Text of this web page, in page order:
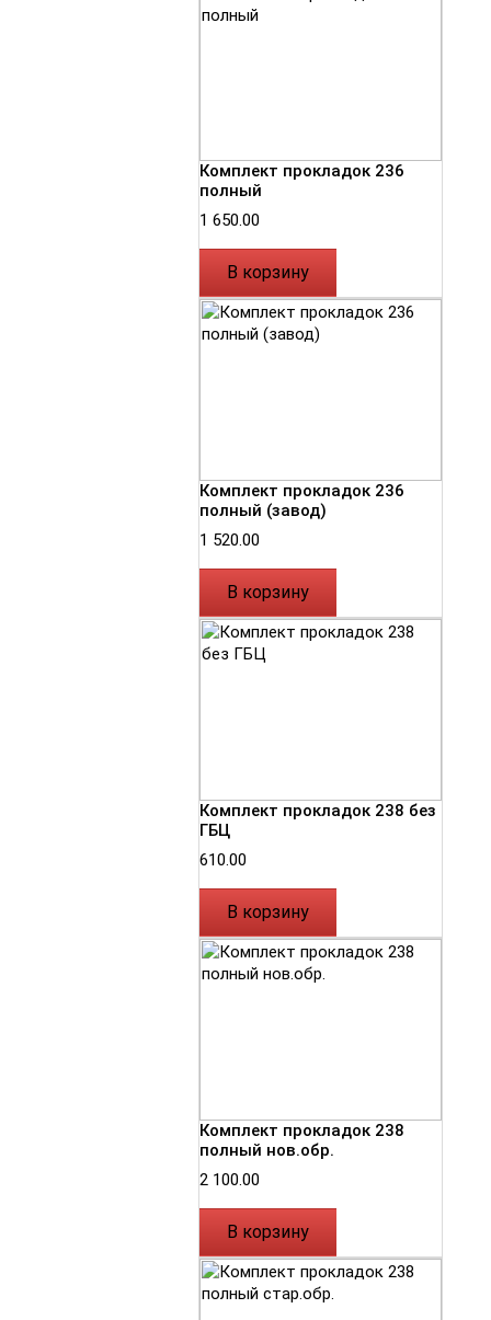
Комплект прокладок 236
полный
1 650.00
В корзину
Комплект прокладок 236
полный (завод)
1 520.00
В корзину
Комплект прокладок 238 без
ГБЦ
610.00
В корзину
Комплект прокладок 238
полный нов.обр.
2 100.00
В корзину